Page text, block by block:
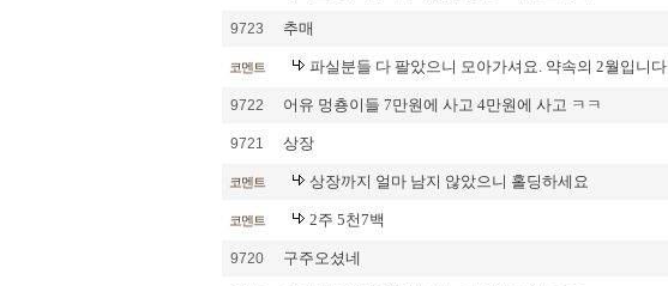
9723 추매
코멘트 파실분들 다 팔았으니 모아가셔요. 약속의 2월입니다
9722 어유 멍춍이들 7만원에 사고 4만원에 사고 ㅋㅋ
9721 상장
코멘트 상장까지 얼마 남지 않았으니 홀딩하세요
코멘트 2주 5천7백
9720 구주오셨네